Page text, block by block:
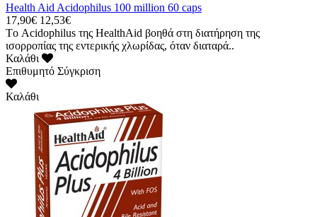
Health Aid Acidophilus 100 million 60 caps
17,90€ 12,53€
Tο Acidophilus της HealthAid βοηθά στη διατήρηση της
ισορροπίας της εντερικής χλωρίδας, όταν διαταρά..
Καλάθι
Επιθυμητό Σύγκριση
Καλάθι